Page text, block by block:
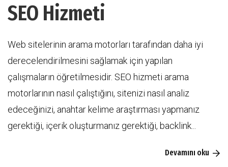
SEO Hizmeti
Web sitelerinin arama motorları tarafından daha iyi
derecelendirilmesini sağlamak için yapılan
çalışmaların öğretilmesidir. SEO hizmeti arama
motorlarının nasıl çalıştığını, sitenizi nasıl analiz
edeceğinizi, anahtar kelime araştırması yapmanız
gerektiği, içerik oluşturmanız gerektiği, backlink...
Devamını oku